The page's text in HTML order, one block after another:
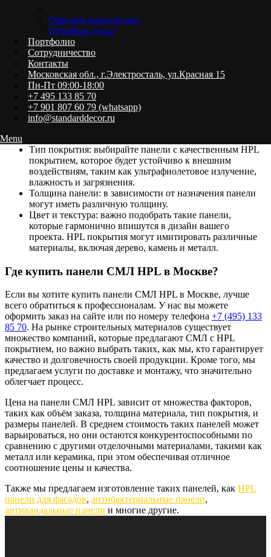
Офисная перегородка
Отбойная доска
Портфолио
Сотрудничество
Контакты
Московская обл., г.Электросталь, ул.Красная 15
Пн-Пт 09:00-18:00
+7 495 133 85 70
+7 901 807 60 79 (whatsapp)
info@standarddecor.ru
Menu
ультрафиолетовых лучей, не выгорают на солнце и сохраняют
свою декоративную привлекательность на протяжении
многих лет. Кроме того, их можно использовать для
возведения перегородок внутри помещений, отделки «Чистых
помещений» в медицинских учреждениях, и даже в качестве
ограждений и декоративных элементов.
Как выбрать панели СМЛ HPL?
При выборе панелей СМЛ с HPL покрытием важно учитывать
Тип покрытия: выбирайте панели с качественным HPL
покрытием, которое будет устойчиво к внешним
воздействиям, таким как ультрафиолетовое излучение,
влажность и загрязнения.
Толщина панели: в зависимости от назначения панели
могут иметь различную толщину.
Цвет и текстура: важно подобрать такие панели,
которые гармонично впишутся в дизайн вашего
проекта. HPL покрытия могут имитировать различные
материалы, включая дерево, камень и металл.
Где купить панели СМЛ HPL в Москве?
Если вы хотите купить панели СМЛ HPL в Москве, лучше
всего обратиться к профессионалам. У нас вы можете
оформить заказ на сайте или по номеру телефона +7 (495) 133
85 70. На рынке строительных материалов существует
множество компаний, которые предлагают СМЛ с HPL
покрытием, но важно выбрать таких, как мы, кто гарантирует
качество и долговечность своей продукции. Кроме того, мы
предлагаем услуги по доставке и монтажу, что значительно
облегчает процесс.
Цена на панели СМЛ HPL зависит от множества факторов,
таких как объём заказа, толщина материала, тип покрытия, и
размеры панелей. В среднем стоимость таких панелей может
варьироваться, но они остаются конкурентоспособными по
сравнению с другими отделочными материалами, такими как
металл или керамика, при этом обеспечивая отличное
соотношение цены и качества.
Также мы предлагаем изготовление таких панелей, как HPL
панели для фасадов, антибактериальные панели,
антивандальные панели и многие другие.